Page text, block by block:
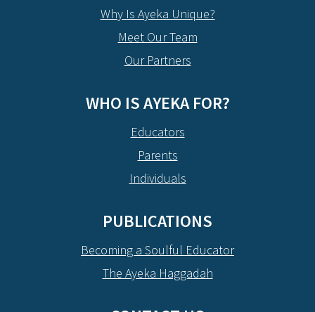
Why Is Ayeka Unique?
Meet Our Team
Our Partners
WHO IS AYEKA FOR?
Educators
Parents
Individuals
PUBLICATIONS
Becoming a Soulful Educator
The Ayeka Haggadah